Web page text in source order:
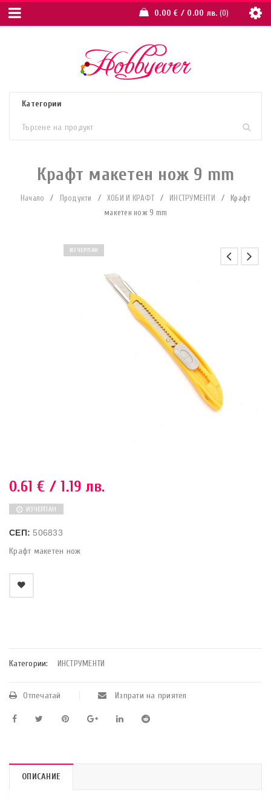
0.00€ / 0.00 лв. 0
Крафт макетен нож 9 mm
Начало / Продукти / ХОБИ И КРАФТ / ИНСТРУМЕНТИ /
Крафт
макетен нож 9 mm
ИЗЧЕРПАН
0.61€ / 1.19 лв.
ИЗЧЕРПАН
СЕП: 506833
Крафт макетен нож
Категории: ИНСТРУМЕНТИ
Отпечатай Изпрати на приятел
ОПИСАНИЕ